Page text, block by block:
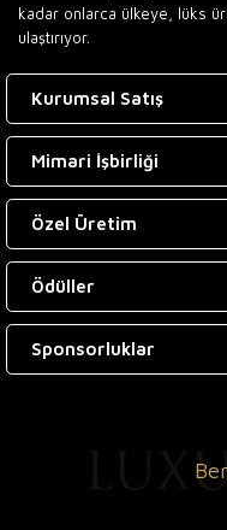
kadar onlarca ülkeye, lüks
ulaştırıyor.
Kurumsal Satış
Mimari İşbirliği
Özel Üretim
Ödüller
Sponsorluklar